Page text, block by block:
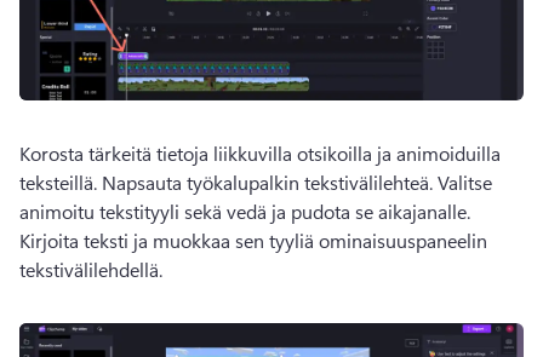
Korosta tärkeitä tietoja liikkuvilla otsikoilla ja animoiduilla
teksteillä. Napsauta työkalupalkin tekstivälilehteä. Valitse
animoitu tekstityyli sekä vedä ja pudota se aikajanalle.
Kirjoita teksti ja muokkaa sen tyyliä ominaisuuspaneelin
tekstivälilehdellä.